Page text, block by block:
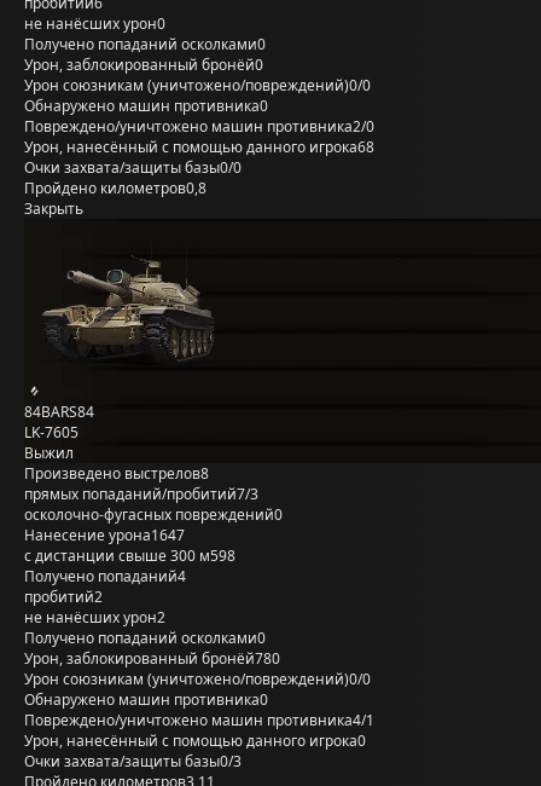
не нанёсших урон0
Получено попаданий осколками0
Урон, заблокированный бронёй0
Урон союзникам (уничтожено/повреждений)0/0
Обнаружено машин противника0
Повреждено/уничтожено машин противника2/0
Урон, нанесённый с помощью данного игрока68
Очки захвата/защиты базы0/0
Пройдено километров0,8
Закрыть
84BARS84
LK-7605
Выжил
Произведено выстрелов8
прямых попаданий/пробитий7/3
осколочно-фугасных повреждений0
Нанесение урона1647
с дистанции свыше 300 м598
Получено попаданий4
пробитий2
не нанёсших урон2
Получено попаданий осколками0
Урон, заблокированный бронёй780
Урон союзникам (уничтожено/повреждений)0/0
Обнаружено машин противника0
Повреждено/уничтожено машин противника4/1
Урон, нанесённый с помощью данного игрока0
Очки захвата/защиты базы0/3
Пройдено километров3,11